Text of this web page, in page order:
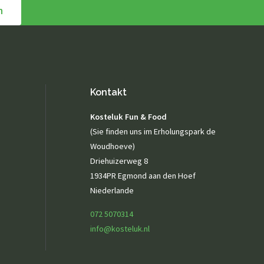
Kontakt
Kosteluk Fun & Food
(Sie finden uns im Erholungspark de
Woudhoeve)
Driehuizerweg 8
1934PR Egmond aan den Hoef
Niederlande
072 5070314
info@kosteluk.nl